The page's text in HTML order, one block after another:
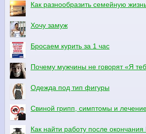
Как разнообразить семейную
Хочу замуж
Бросаем курить за 1 час
Почему мужчины не говорят «Я
Одежда под тип фигуры
Свиной грипп, симптомы и
Как найти работу после